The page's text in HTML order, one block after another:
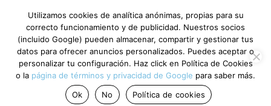
Utilizamos cookies de analítica anónimas, propias para su
correcto funcionamiento y de publicidad. Nuestros socios
(incluido Google) pueden almacenar, compartir y gestionar tus
datos para ofrecer anuncios personalizados. Puedes aceptar o
personalizar tu configuración. Haz click en Política de Cookies
o la página de términos y privacidad de Google para saber más.
Ok
No Política de cookies